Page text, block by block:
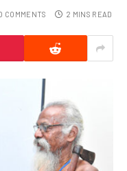
COMMENTS 2 MINS READ